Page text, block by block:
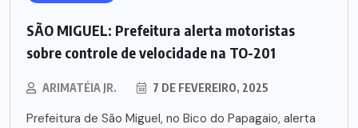
SÃO MIGUEL: Prefeitura alerta motoristas
sobre controle de velocidade na TO-201
ARIMATÉIA JR. 7 DE FEVEREIRO, 2025
Prefeitura de São Miguel, no Bico do Papagaio, alerta